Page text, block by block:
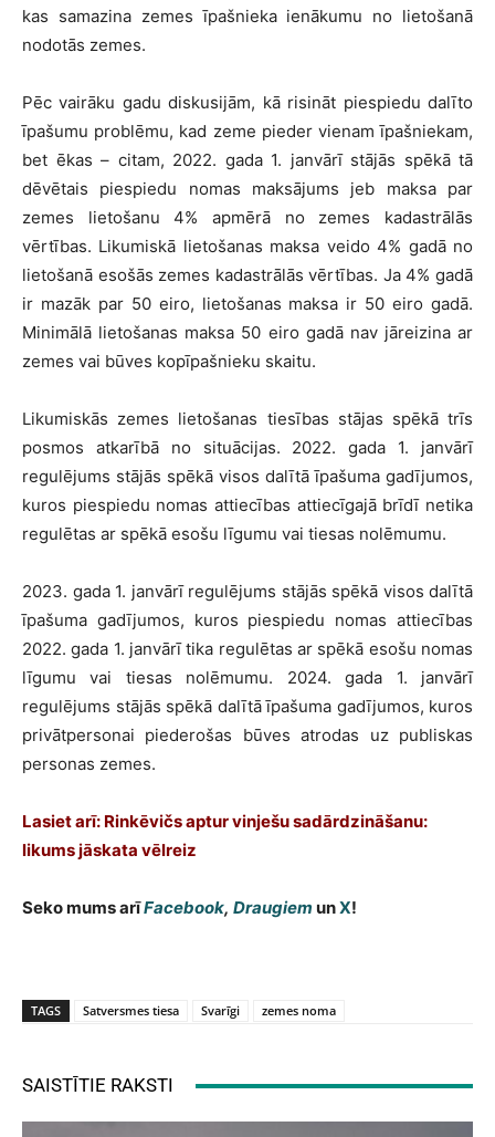
kas samazina zemes īpašnieka ienākumu no lietošanā
nodotās zemes.
Pēc vairāku gadu diskusijām, kā risināt piespiedu dalīto
īpašumu problēmu, kad zeme pieder vienam īpašniekam,
bet ēkas – citam, 2022. gada 1. janvārī stājās spēkā tā
dēvētais piespiedu nomas maksājums jeb maksa par
zemes lietošanu 4% apmērā no zemes kadastrālās
vērtības. Likumiskā lietošanas maksa veido 4% gadā no
lietošanā esošās zemes kadastrālās vērtības. Ja 4% gadā
ir mazāk par 50 eiro, lietošanas maksa ir 50 eiro gadā.
Minimālā lietošanas maksa 50 eiro gadā nav jāreizina ar
zemes vai būves kopīpašnieku skaitu.
Likumiskās zemes lietošanas tiesības stājas spēkā trīs
posmos atkarībā no situācijas. 2022. gada 1. janvārī
regulējums stājās spēkā visos dalītā īpašuma gadījumos,
kuros piespiedu nomas attiecības attiecīgajā brīdī netika
regulētas ar spēkā esošu līgumu vai tiesas nolēmumu.
2023. gada 1. janvārī regulējums stājās spēkā visos dalītā
īpašuma gadījumos, kuros piespiedu nomas attiecības
2022. gada 1. janvārī tika regulētas ar spēkā esošu nomas
līgumu vai tiesas nolēmumu. 2024. gada 1. janvārī
regulējums stājās spēkā dalītā īpašuma gadījumos, kuros
privātpersonai piederošas būves atrodas uz publiskas
personas zemes.
Lasiet arī: Rinkēvičs aptur vinješu sadārdzināšanu:
likums jāskata vēlreiz
Seko mums arīFacebook, Draugiem unX!
TAGS Satversmes tiesa Svarīgi zemes noma
SAISTĪTIE RAKSTI